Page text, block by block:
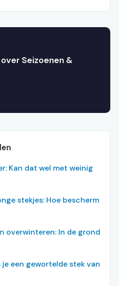
Seizoenen &
Kan dat wel met weinig
stekjes: Hoe bescherm
overwinteren: In de grond
een gewortelde stek van